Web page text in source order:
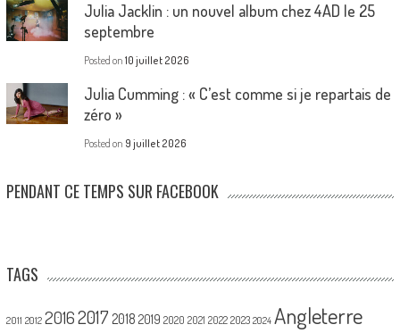
Julia Jacklin : un nouvel album chez 4AD le 25
septembre
Posted on 10 juillet 2026
Julia Cumming : « C’est comme si je repartais de
zéro »
Posted on 9 juillet 2026
PENDANT CE TEMPS SUR FACEBOOK
TAGS
2011 2012 20162017 2018 2019 2020 2021 2022 2023 2024 Angleterre